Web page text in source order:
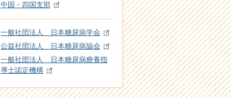
中国・四国支部
一般社団法人 日本糖尿病学会
公益社団法人 日本糖尿病協会
一般社団法人 日本糖尿病療養指
導士認定機構